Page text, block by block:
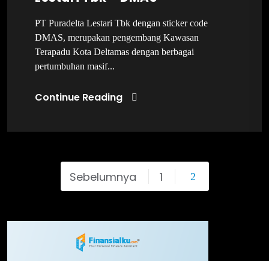
PT Puradelta Lestari Tbk dengan sticker code
DMAS, merupakan pengembang Kawasan
Terapadu Kota Deltamas dengan berbagai
pertumbuhan masif...
Continue Reading
Sebelumnya 1 2